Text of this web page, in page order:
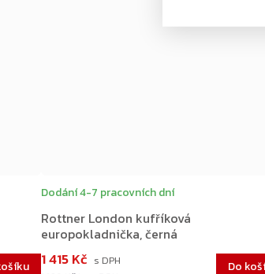
Rottner London kufříková
europokladnička, černá
Dodání 4-7 pracovních dní
1 415 Kč Do